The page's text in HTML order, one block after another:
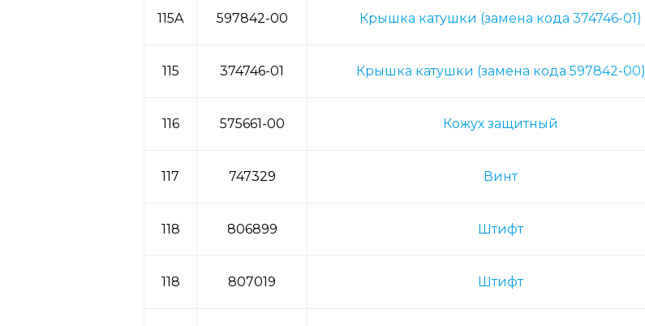
115A 597842-00 Крышка катушки (замена кода 374746-01)
115 374746-01 Крышка катушки (замена кода 597842-00)
116 575661-00 Кожух защитный
117 747329 Винт
118 806899 Штифт
118 807019 Штифт